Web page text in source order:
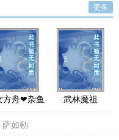
更多
方舟❤杂鱼
的即堕！
武林魔祖
萨如勒